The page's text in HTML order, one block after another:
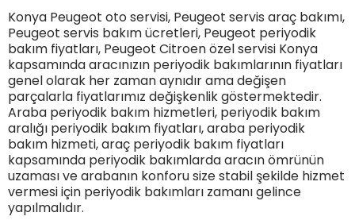
Konya Peugeot oto servisi, Peugeot servis araç bakımı,
Peugeot servis bakım ücretleri, Peugeot periyodik
bakım fiyatları, Peugeot Citroen özel servisi Konya
kapsamında aracınızın periyodik bakımlarının fiyatları
genel olarak her zaman aynıdır ama değişen
parçalarla fiyatlarımız değişkenlik göstermektedir.
Araba periyodik bakım hizmetleri, periyodik bakım
aralığı periyodik bakım fiyatları, araba periyodik
bakım hizmeti, araç periyodik bakım fiyatları
kapsamında periyodik bakımlarda aracın ömrünün
uzaması ve arabanın konforu size stabil şekilde hizmet
vermesi için periyodik bakımları zamanı gelince
yapılmalıdır.